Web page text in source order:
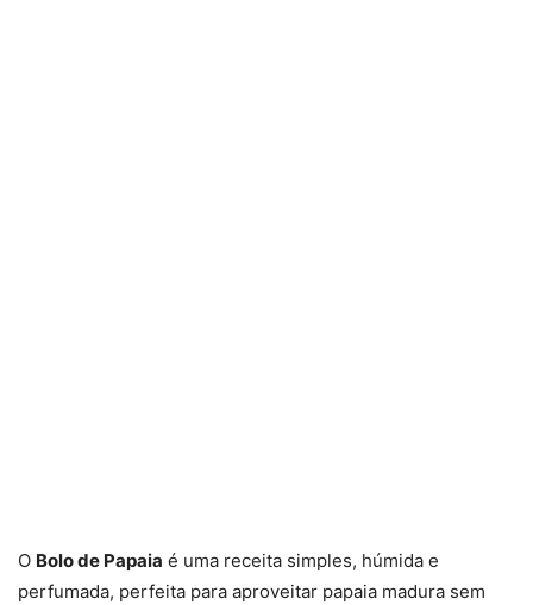
O Bolo de Papaia é uma receita simples, húmida e
perfumada, perfeita para aproveitar papaia madura sem